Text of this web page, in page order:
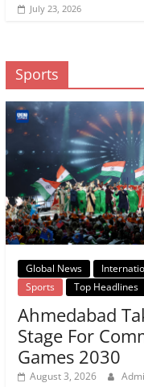
July 23, 2026
Sports
Global News
Sports
Top Headlines
Ahmedabad
Stage For
Games 2030
August 3, 2026